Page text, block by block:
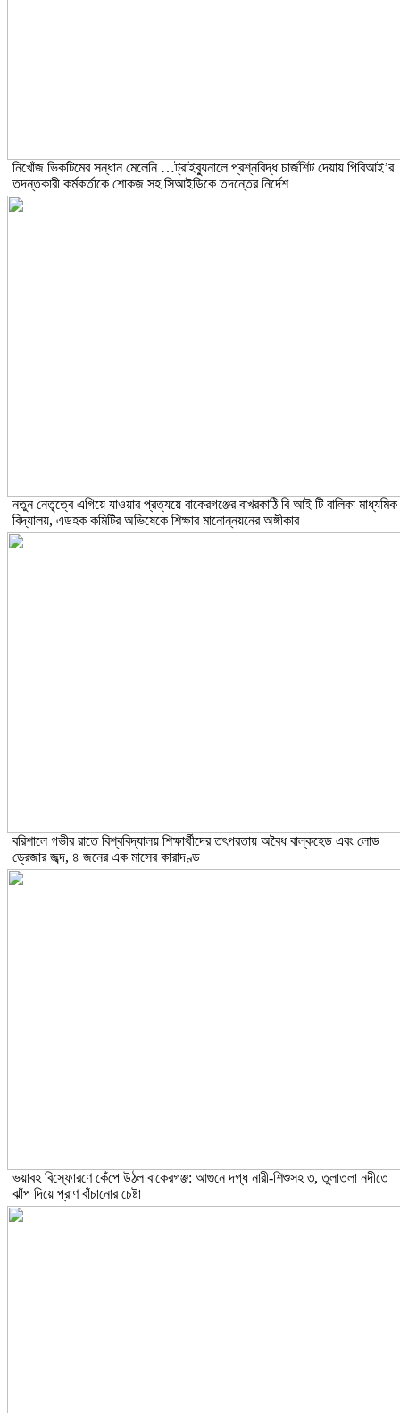
নিখোঁজ ভিকটিমের সন্ধান মেলেনি …ট্রাইব্যুনালে প্রশ্নবিদ্ধ চার্জশিট দেয়ায় পিবিআই’র
তদন্তকারী কর্মকর্তাকে শোকজ সহ সিআইডিকে তদন্তের নির্দেশ
নতুন নেতৃত্বে এগিয়ে যাওয়ার প্রত্যয়ে বাকেরগঞ্জের বাখরকাঠি বি আই টি বালিকা মাধ্যমিক
বিদ্যালয়, এডহক কমিটির অভিষেকে শিক্ষার মানোন্নয়নের অঙ্গীকার
বরিশালে গভীর রাতে বিশ্ববিদ্যালয় শিক্ষার্থীদের তৎপরতায় অবৈধ বাল্কহেড এবং লোড
ড্রেজার জব্দ, ৪ জনের এক মাসের কারাদণ্ড
ভয়াবহ বিস্ফোরণে কেঁপে উঠল বাকেরগঞ্জ: আগুনে দগ্ধ নারী-শিশুসহ ৩, তুলাতলা নদীতে
ঝাঁপ দিয়ে প্রাণ বাঁচানোর চেষ্টা